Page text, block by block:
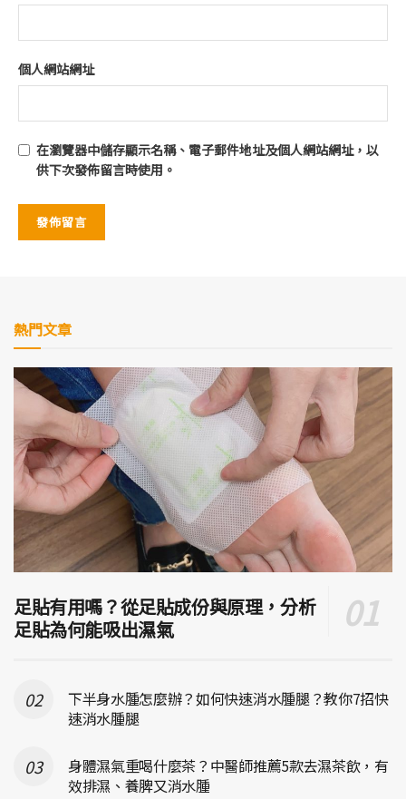
個人網站網址
在瀏覽器中儲存顯示名稱、電子郵件地址及個人網站網址，以
供下次發佈留言時使用。
熱門文章
足貼有用嗎？從足貼成份與原理，分析
足貼為何能吸出濕氣
下半身水腫怎麼辦？如何快速消水腫腿？教你7招快
速消水腫腿
身體濕氣重喝什麼茶？中醫師推薦5款去濕茶飲，有
效排濕、養脾又消水腫